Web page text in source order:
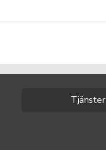
Tjänster